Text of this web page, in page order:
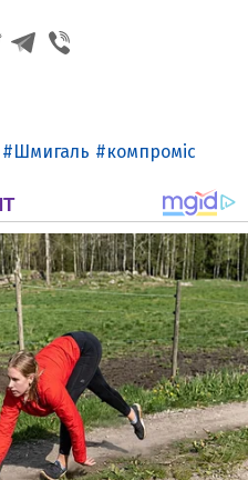
Шмигаль компроміс